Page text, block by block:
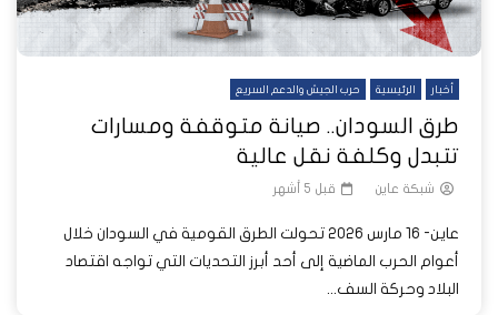
أخبار الرئيسية حرب الجيش والدعم السريع
طرق السودان.. صيانة متوقفة ومسارات
تتبدل وكلفة نقل عالية
شبكة عاين قبل 5 أشهر
عاين- 16 مارس 2026 تحولت الطرق القومية في السودان خلال
أعوام الحرب الماضية إلى أحد أبرز التحديات التي تواجه اقتصاد
البلاد وحركة السف...